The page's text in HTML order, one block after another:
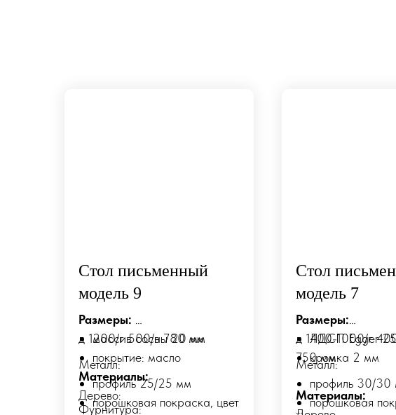
Стол письменный
модель 9
Размеры:
д 1200/г 500/в 780 мм
Материалы:
Дерево:
массив сосны 20 мм
покрытие: масло
Металл:
профиль 25/25 мм
порошковая покраска, цвет
Фурнитура:
Стол
модель 7
Размеры:
д 1400-1000/г
750 мм
Материалы:
ЛДСП Egger
кромка 2 мм
Металл:
профиль 30/30
порошковая